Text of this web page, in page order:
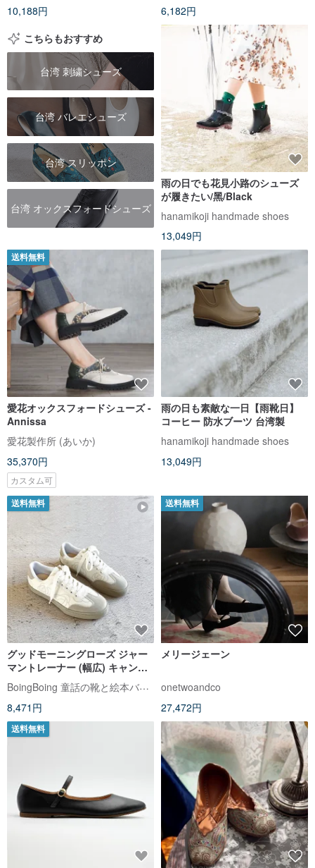
10,188円
6,182円
こちらもおすすめ
台湾 刺繍シューズ
台湾 バレエシューズ
台湾 スリッポン
台湾 オックスフォードシューズ
雨の日でも花見小路のシューズ
が履きたい/黑/Black
hanamikoji handmade shoes
13,049円
送料無料
愛花オックスフォードシューズ -
Annissa
愛花製作所 (あいか)
35,370円
カスタム可
雨の日も素敵な一日【雨靴日】
コーヒー 防水ブーツ 台湾製
hanamikoji handmade shoes
13,049円
送料無料
グッドモーニングローズ ジャー
マントレーナー (幅広) キャンバ
スシューズ レースアップスニー
カー - ホワイト (Q 弾ソール) 台
湾製
BoingBoing 童話の靴と絵本バッグ
8,471円
送料無料
メリージェーン
onetwoandco
27,472円
送料無料